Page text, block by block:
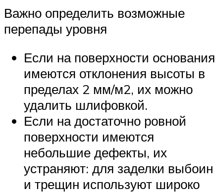
Важно определить возможные
перепады уровня
Если на поверхности основания
имеются отклонения высоты в
пределах 2 мм/м2, их можно
удалить шлифовкой.
Если на достаточно ровной
поверхности имеются
небольшие дефекты, их
устраняют: для заделки выбоин
и трещин используют широко